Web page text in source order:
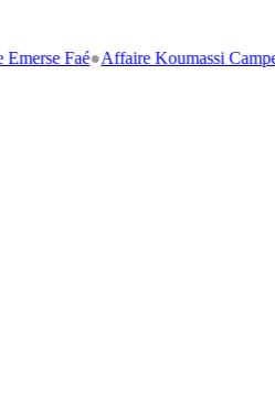
●Affaire Koumassi Campement :